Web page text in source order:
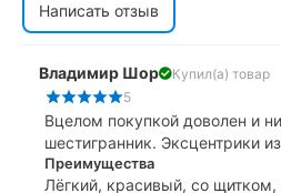
Написать отзыв
Владимир Шор Купил(а) товар
5
Вцелом покупкой доволен и
шестигранник. Эксцентрики
Преимущества
Лёгкий, красивый, со